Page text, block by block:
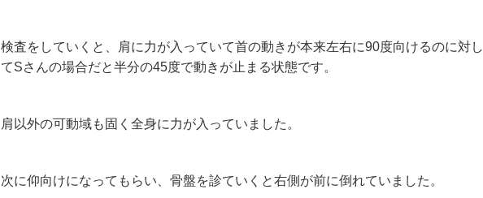
検査をしていくと、肩に力が入っていて首の動きが本来左右に90度向けるのに対し
てSさんの場合だと半分の45度で動きが止まる状態です。
肩以外の可動域も固く全身に力が入っていました。
次に仰向けになってもらい、骨盤を診ていくと右側が前に倒れていました。